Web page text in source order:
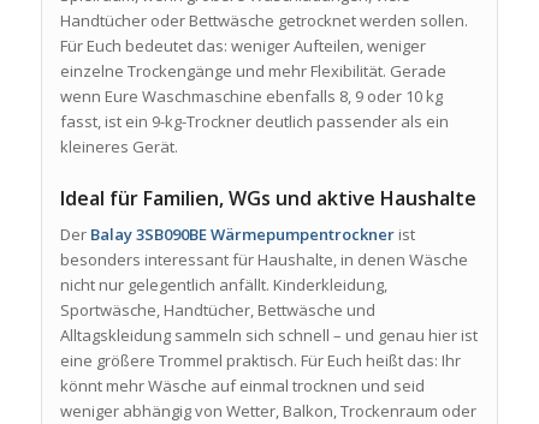
Handtücher oder Bettwäsche getrocknet werden sollen.
Für Euch bedeutet das: weniger Aufteilen, weniger
einzelne Trockengänge und mehr Flexibilität. Gerade
wenn Eure Waschmaschine ebenfalls 8, 9 oder 10 kg
fasst, ist ein 9-kg-Trockner deutlich passender als ein
kleineres Gerät.
Ideal für Familien, WGs und aktive Haushalte
Der Balay 3SB090BE Wärmepumpentrocknerist
besonders interessant für Haushalte, in denen Wäsche
nicht nur gelegentlich anfällt. Kinderkleidung,
Sportwäsche, Handtücher, Bettwäsche und
Alltagskleidung sammeln sich schnell – und genau hier ist
eine größere Trommel praktisch. Für Euch heißt das: Ihr
könnt mehr Wäsche auf einmal trocknen und seid
weniger abhängig von Wetter, Balkon, Trockenraum oder